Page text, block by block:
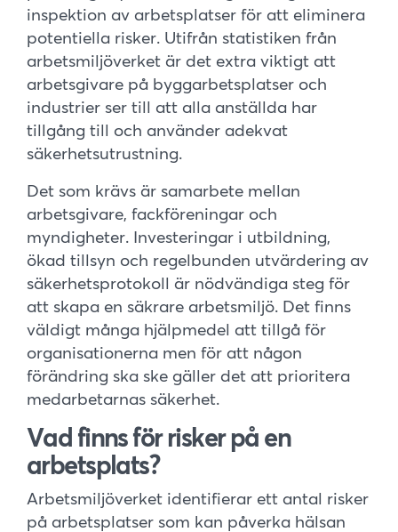
inspektion av arbetsplatser för att eliminera
potentiella risker. Utifrån statistiken från
arbetsmiljöverket är det extra viktigt att
arbetsgivare på byggarbetsplatser och
industrier ser till att alla anställda har
tillgång till och använder adekvat
säkerhetsutrustning.
Det som krävs är samarbete mellan
arbetsgivare, fackföreningar och
myndigheter. Investeringar i utbildning,
ökad tillsyn och regelbunden utvärdering av
säkerhetsprotokoll är nödvändiga steg för
att skapa en säkrare arbetsmiljö. Det finns
väldigt många hjälpmedel att tillgå för
organisationerna men för att någon
förändring ska ske gäller det att prioritera
medarbetarnas säkerhet.
Vad finns för risker på en
arbetsplats?
Arbetsmiljöverket identifierar ett antal risker
på arbetsplatser som kan påverka hälsan